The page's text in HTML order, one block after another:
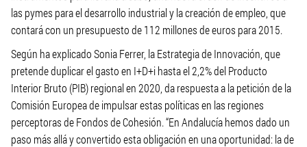
las pymes para el desarrollo industrial y la creación de empleo, que
contará con un presupuesto de 112 millones de euros para 2015.
Según ha explicado Sonia Ferrer, la Estrategia de Innovación, que
pretende duplicar el gasto en I+D+i hasta el 2,2% del Producto
Interior Bruto (PIB) regional en 2020, da respuesta a la petición de la
Comisión Europea de impulsar estas políticas en las regiones
perceptoras de Fondos de Cohesión. “En Andalucía hemos dado un
paso más allá y convertido esta obligación en una oportunidad: la de